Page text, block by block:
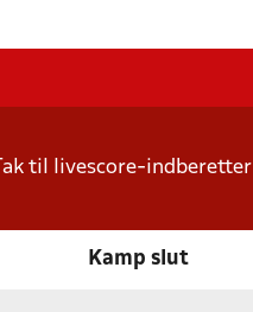
Tak til livescore-indberetter
Kamp slut